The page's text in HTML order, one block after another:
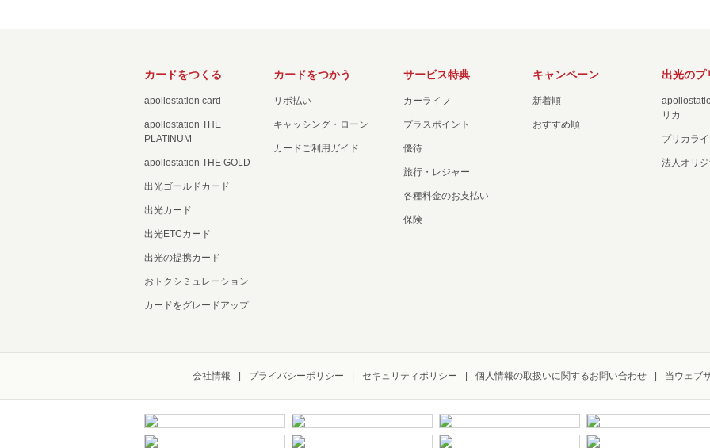
カードをつくる
apollostation card
apollostation THE
PLATINUM
apollostation THE GOLD
出光ゴールドカード
出光カード
出光ETCカード
出光の提携カード
おトクシミュレーション
カードをグレードアップ
カードをつかう
リボ払い
キャッシング・ローン
カードご利用ガイド
サービス特典
カーライフ
プラスポイント
優待
旅行・レジャー
各種料金のお支払い
保険
キャンペーン
新着順
おすすめ順
出光のプ
リカ
プリカラ
法人オリ
会社情報 プライバシーポリシー セキュリティポリシー 個人情報の取扱いに関するお問い合わせ 当ウェブ